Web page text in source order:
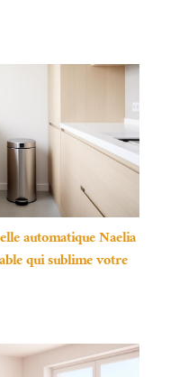
automatique Naelia
qui sublime votre